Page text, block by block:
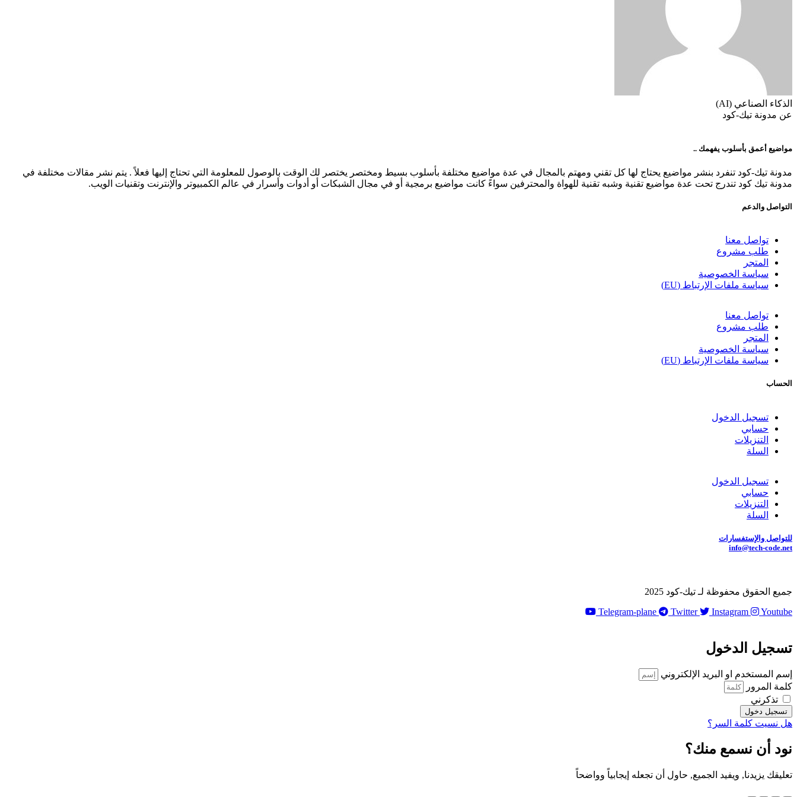
الذكاء الصناعي (AI)
عن مدونة تيك-كود
مواضيع أعمق بأسلوب يفهمك ..
مدونة تيك-كود تنفرد بنشر مواضيع يحتاج لها كل تقني ومهتم بالمجال في عدة مواضيع مختلفة بأسلوب بسيط ومختصر يختصر لك الوقت بالوصول للمعلومة التي تحتاج إليها فعلاً . يتم نشر مقالات مختلفة في
مدونة تيك كود تندرج تحت عدة مواضيع تقنية وشبه تقنية للهواة والمحترفين سواءً كانت مواضيع برمجية أو في مجال الشبكات أو أدوات وأسرار في عالم الكمبيوتر والإنترنت وتقنيات الويب.
التواصل والدعم
تواصل معنا
طلب مشروع
المتجر
سياسة الخصوصية
سياسة ملفات الإرتباط (EU)
تواصل معنا
طلب مشروع
المتجر
سياسة الخصوصية
سياسة ملفات الإرتباط (EU)
الحساب
تسجيل الدخول
حسابي
التنزيلات
السلة
تسجيل الدخول
حسابي
التنزيلات
السلة
للتواصل والإستفسارات
info@tech-code.net
جميع الحقوق محفوظة لـ تيك-كود 2025
Telegram-plane
Twitter Instagram Youtube
تسجيل الدخول
إسم المستخدم او البريد الإلكتروني
كلمة المرور
تذكرني
تسجيل دخول
هل نسيت كلمة السر؟
نود أن نسمع منك؟
تعليقك يزيدنا, ويفيد الجميع, حاول أن تجعله إيجابياً وواضحاً